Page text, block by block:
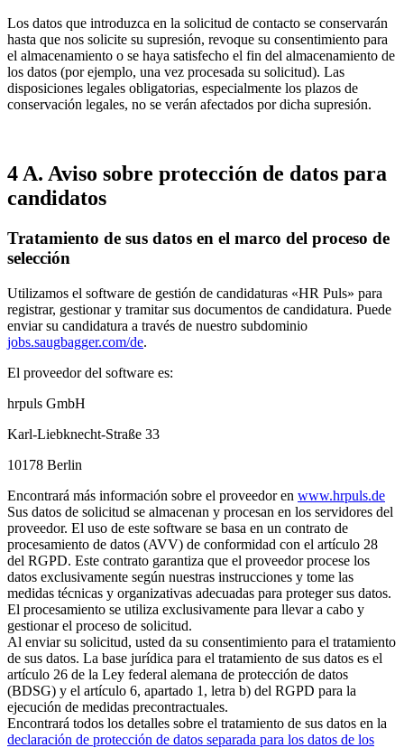
Los datos que introduzca en la solicitud de contacto se conservarán
hasta que nos solicite su supresión, revoque su consentimiento para
el almacenamiento o se haya satisfecho el fin del almacenamiento de
los datos (por ejemplo, una vez procesada su solicitud). Las
disposiciones legales obligatorias, especialmente los plazos de
conservación legales, no se verán afectados por dicha supresión.
4 A. Aviso sobre protección de datos para
candidatos
Tratamiento de sus datos en el marco del proceso de
selección
Utilizamos el software de gestión de candidaturas «HR Puls» para
registrar, gestionar y tramitar sus documentos de candidatura. Puede
enviar su candidatura a través de nuestro subdominio
jobs.saugbagger.com/de.
El proveedor del software es:
hrpuls GmbH
Karl-Liebknecht-Straße 33
10178 Berlin
Encontrará más información sobre el proveedor en www.hrpuls.de
Sus datos de solicitud se almacenan y procesan en los servidores del
proveedor. El uso de este software se basa en un contrato de
procesamiento de datos (AVV) de conformidad con el artículo 28
del RGPD. Este contrato garantiza que el proveedor procese los
datos exclusivamente según nuestras instrucciones y tome las
medidas técnicas y organizativas adecuadas para proteger sus datos.
El procesamiento se utiliza exclusivamente para llevar a cabo y
gestionar el proceso de solicitud.
Al enviar su solicitud, usted da su consentimiento para el tratamiento
de sus datos. La base jurídica para el tratamiento de sus datos es el
artículo 26 de la Ley federal alemana de protección de datos
(BDSG) y el artículo 6, apartado 1, letra b) del RGPD para la
ejecución de medidas precontractuales.
Encontrará todos los detalles sobre el tratamiento de sus datos en la
declaración de protección de datos separada para los datos de los